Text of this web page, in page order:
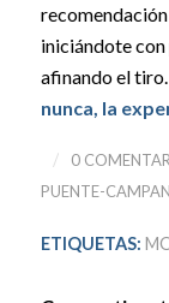
iniciándote con
afinando el tiro.
nunca, la
/ 0
PUENTE-
ETIQUETAS: